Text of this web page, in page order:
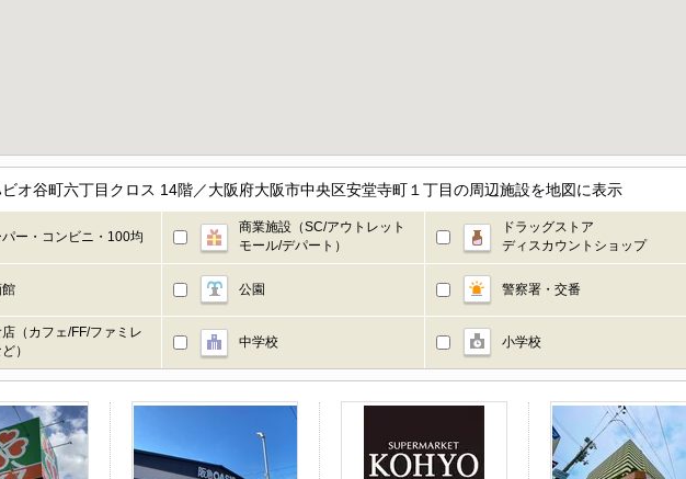
オ谷町六丁目クロス 14階／大阪府大阪市中央区安堂寺町１丁目の周辺施設を地図に表示
パー・コンビニ・100均
商業施設（SC/アウトレット
モール/デパート）
ドラッグストア
ディスカウントショップ
館 公園 警察署・交番
（カフェ/FF/ファミレ
）
中学校 小学校